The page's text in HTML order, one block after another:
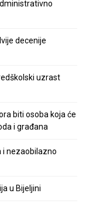
decenije
uzrast
biti osoba koja će
i građana
i nezaobilazno
u Bijeljini